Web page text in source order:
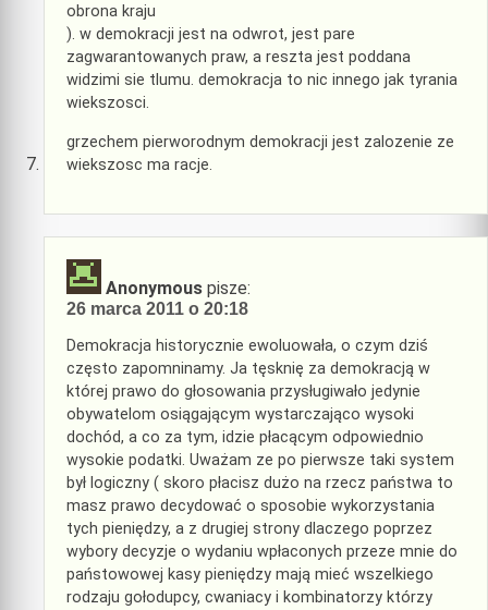
obrona kraju
). w demokracji jest na odwrot, jest pare
zagwarantowanych praw, a reszta jest poddana
widzimi sie tlumu. demokracja to nic innego jak tyrania
wiekszosci.
grzechem pierworodnym demokracji jest zalozenie ze
wiekszosc ma racje.
Anonymous pisze:
26 marca 2011 o 20:18
Demokracja historycznie ewoluowała, o czym dziś
często zapomninamy. Ja tęsknię za demokracją w
której prawo do głosowania przysługiwało jedynie
obywatelom osiągającym wystarczająco wysoki
dochód, a co za tym, idzie płacącym odpowiednio
wysokie podatki. Uważam ze po pierwsze taki system
był logiczny ( skoro płacisz dużo na rzecz państwa to
masz prawo decydować o sposobie wykorzystania
tych pieniędzy, a z drugiej strony dlaczego poprzez
wybory decyzje o wydaniu wpłaconych przeze mnie do
państowowej kasy pieniędzy mają mieć wszelkiego
rodzaju gołodupcy, cwaniacy i kombinatorzy którzy